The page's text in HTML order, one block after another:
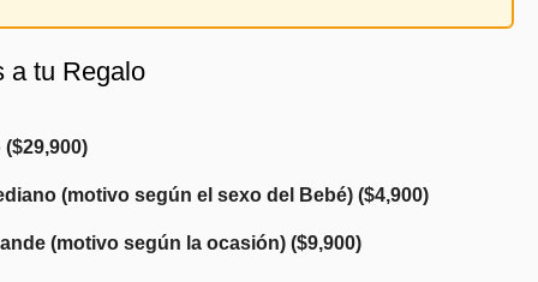
a tu Regalo
($29,900)
(motivo según el sexo del Bebé) ($4,900)
(motivo según la ocasión) ($9,900)